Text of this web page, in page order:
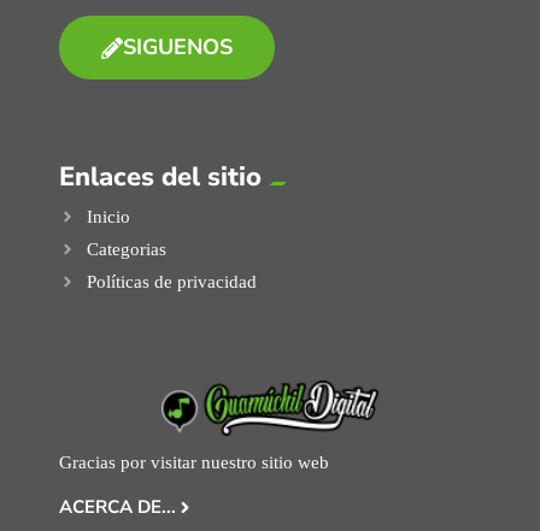
SIGUENOS
Enlaces del sitio
Inicio
Categorias
Políticas de privacidad
Gracias por visitar nuestro sitio web
ACERCA DE...